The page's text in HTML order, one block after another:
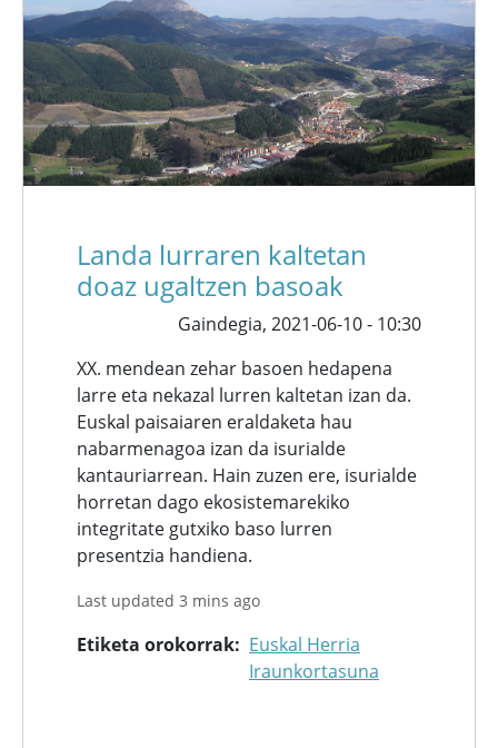
Landa lurraren kaltetan
doaz ugaltzen basoak
Gaindegia, 2021-06-10 - 10:30
XX. mendean zehar basoen hedapena
larre eta nekazal lurren kaltetan izan da.
Euskal paisaiaren eraldaketa hau
nabarmenagoa izan da isurialde
kantauriarrean. Hain zuzen ere, isurialde
horretan dago ekosistemarekiko
integritate gutxiko baso lurren
presentzia handiena.
Last updated 3 mins ago
Etiketa orokorrak
Euskal Herria
Iraunkortasuna